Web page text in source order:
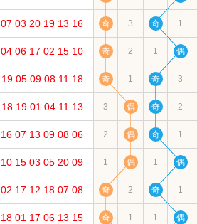
07 03 20 19 13 16 奇 3 奇 1
04 06 17 02 15 10 奇 2 1 偶
19 05 09 08 11 18 奇 1 奇 3
18 19 01 04 11 13 3 偶 奇 2
16 07 13 09 08 06 2 偶 奇 1
10 15 03 05 20 09 1 偶 1 偶
02 17 12 18 07 08 奇 2 奇 1
18 01 17 06 13 15 奇 1 1 偶